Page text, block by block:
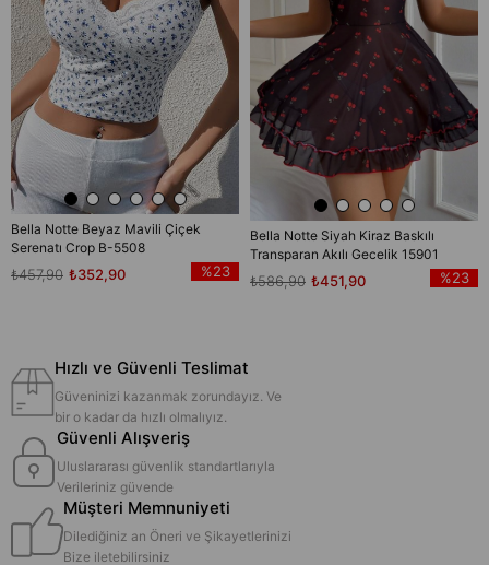
Bella Notte Beyaz Mavili Çiçek
Serenatı Crop B-5508
₺352,90
₺457,90 %23
Bella Notte Siyah Kiraz Baskılı
Transparan Akılı Gecelik 15901
₺451,90
₺586,90 %23
Hızlı ve Güvenli Teslimat
Güveninizi kazanmak zorundayız. Ve
bir o kadar da hızlı olmalıyız.
Güvenli Alışveriş
Uluslararası güvenlik standartlarıyla
Verileriniz güvende
Müşteri Memnuniyeti
Dilediğiniz an Öneri ve Şikayetlerinizi
Bize iletebilirsiniz